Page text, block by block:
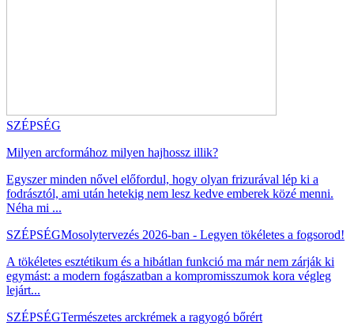
SZÉPSÉG
Milyen arcformához milyen hajhossz illik?
Egyszer minden nővel előfordul, hogy olyan frizurával lép ki a
fodrásztól, ami után hetekig nem lesz kedve emberek közé menni.
Néha mi ...
SZÉPSÉGMosolytervezés 2026-ban - Legyen tökéletes a fogsorod!
A tökéletes esztétikum és a hibátlan funkció ma már nem zárják ki
egymást: a modern fogászatban a kompromisszumok kora végleg
lejárt...
SZÉPSÉGTermészetes arckrémek a ragyogó bőrért